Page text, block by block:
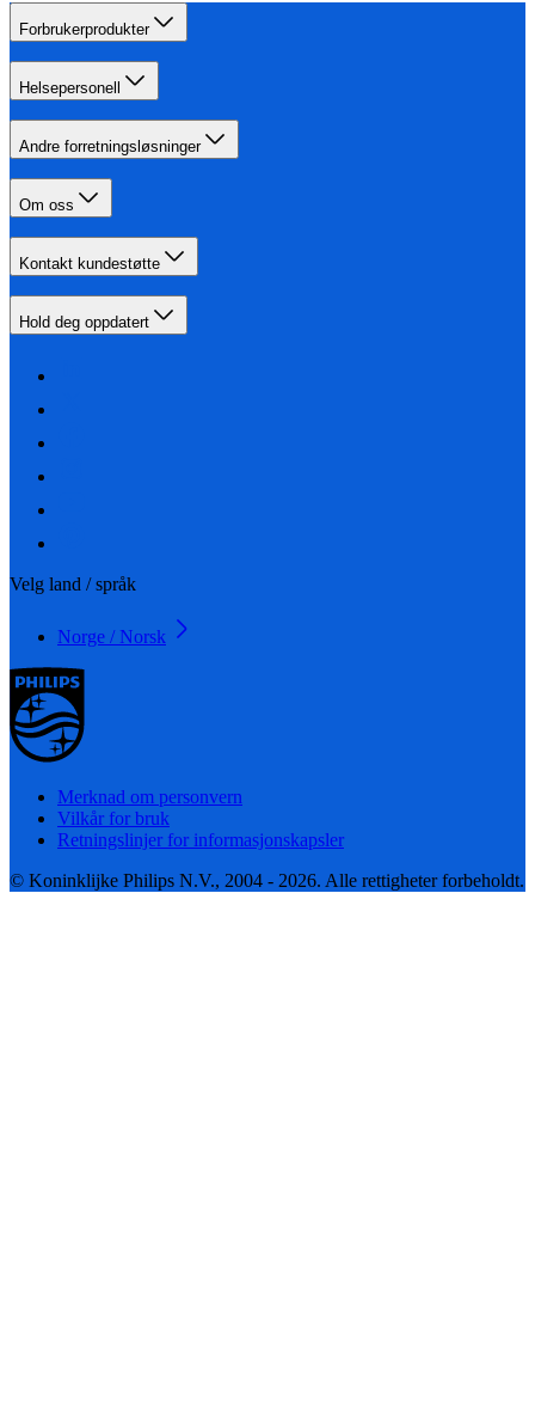
Forbrukerprodukter
Helsepersonell
Andre forretningsløsninger
Om oss
Kontakt kundestøtte
Hold deg oppdatert
Velg land / språk
Norge / Norsk
Merknad om personvern
Vilkår for bruk
Retningslinjer for informasjonskapsler
© Koninklijke Philips N.V., 2004 - 2026. Alle rettigheter forbeholdt.